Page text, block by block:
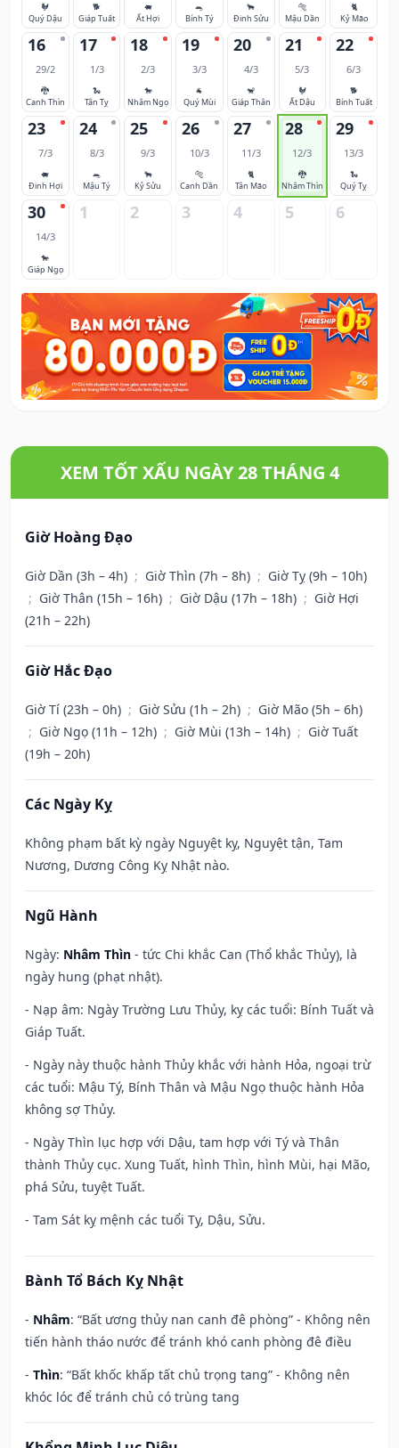
🐓
Quý Dậu
🐕
Giáp Tuất
🐖
Ất Hợi
🐀
Bính Tý
🐂
Đinh Sửu
🐅
Mậu Dần
🐈
Kỷ Mão
16
29/2
🐉
Canh Thìn
17
1/3
🐍
Tân Tỵ
18
2/3
🐎
Nhâm Ngọ
19
3/3
🐐
Quý Mùi
20
4/3
🐒
Giáp Thân
21
5/3
🐓
Ất Dậu
22
6/3
🐕
Bính Tuất
23
7/3
🐖
Đinh Hợi
24
8/3
🐀
Mậu Tý
25
9/3
🐂
Kỷ Sửu
26
10/3
🐅
Canh Dần
27
11/3
🐈
Tân Mão
28
12/3
🐉
Nhâm Thìn
29
13/3
🐍
Quý Tỵ
30
14/3
🐎
Giáp Ngọ
1 2 3 4 5 6
XEM TỐT XẤU NGÀY 28 THÁNG 4
Giờ Hoàng Đạo
Giờ Dần (3h – 4h) ; Giờ Thìn (7h – 8h) ; Giờ Tỵ (9h – 10h)
; Giờ Thân (15h – 16h) ; Giờ Dậu (17h – 18h) ; Giờ Hợi
(21h – 22h)
Giờ Hắc Đạo
Giờ Tí (23h – 0h) ; Giờ Sửu (1h – 2h) ; Giờ Mão (5h – 6h)
; Giờ Ngọ (11h – 12h) ; Giờ Mùi (13h – 14h) ; Giờ Tuất
(19h – 20h)
Các Ngày Kỵ
Không phạm bất kỳ ngày Nguyệt kỵ, Nguyệt tận, Tam
Nương, Dương Công Kỵ Nhật nào.
Ngũ Hành
Ngày: Nhâm Thìn - tức Chi khắc Can (Thổ khắc Thủy), là
ngày hung (phạt nhật).
- Nạp âm: Ngày Trường Lưu Thủy, kỵ các tuổi: Bính Tuất và
Giáp Tuất.
- Ngày này thuộc hành Thủy khắc với hành Hỏa, ngoại trừ
các tuổi: Mậu Tý, Bính Thân và Mậu Ngọ thuộc hành Hỏa
không sợ Thủy.
- Ngày Thìn lục hợp với Dậu, tam hợp với Tý và Thân
thành Thủy cục. Xung Tuất, hình Thìn, hình Mùi, hại Mão,
phá Sửu, tuyệt Tuất.
- Tam Sát kỵ mệnh các tuổi Tỵ, Dậu, Sửu.
Bành Tổ Bách Kỵ Nhật
- Nhâm: “Bất ương thủy nan canh đê phòng” - Không nên
tiến hành tháo nước để tránh khó canh phòng đê điều
- Thìn: “Bất khốc khấp tất chủ trọng tang” - Không nên
khóc lóc để tránh chủ có trùng tang